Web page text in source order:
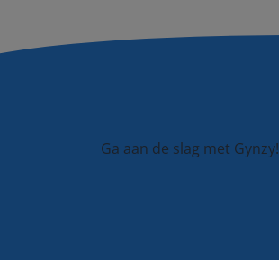
Ga aan de slag met Gynzy!